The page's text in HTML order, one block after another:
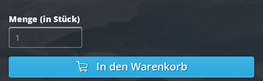
Menge (in Stück)
In den Warenkorb